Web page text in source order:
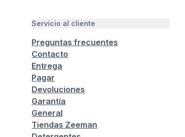
Servicio al cliente
Preguntas frecuentes
Contacto
Entrega
Pagar
Devoluciones
Garantía
General
Tiendas Zeeman